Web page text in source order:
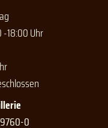
-18:00 Uhr
0